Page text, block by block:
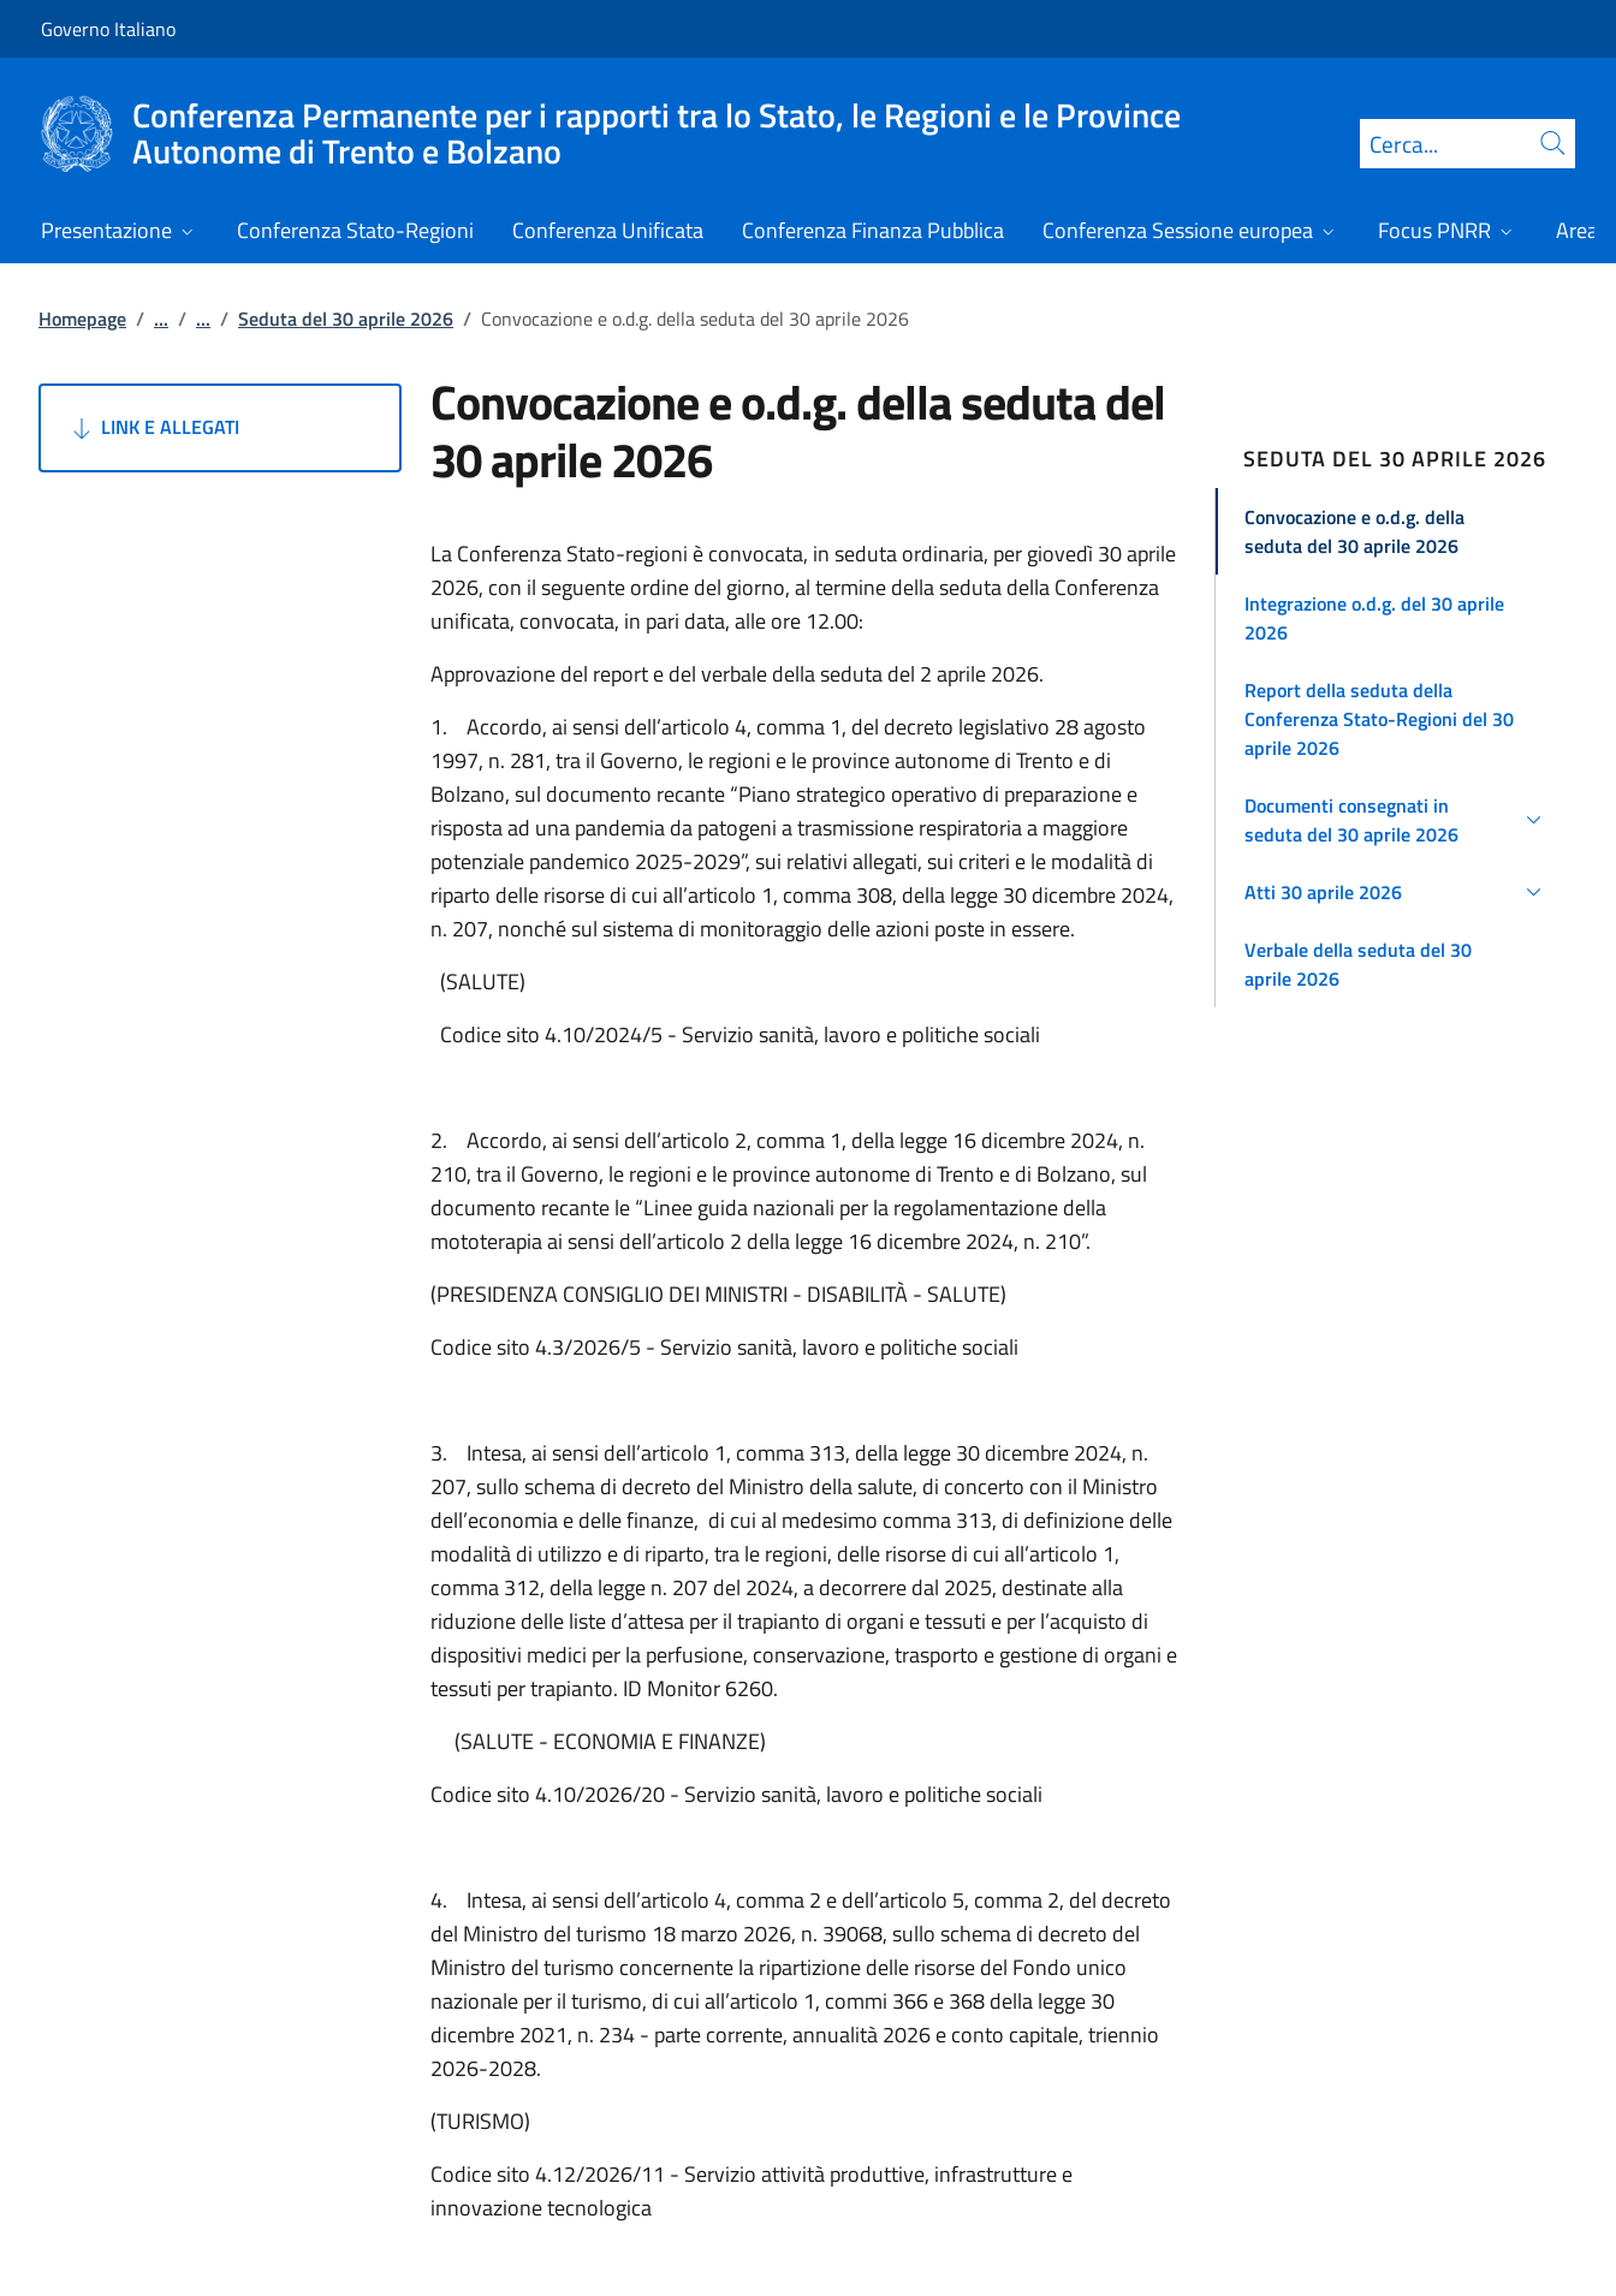
Governo Italiano
Conferenza Permanente per i rapporti tra lo Stato, le Regioni e le Province
Autonome di Trento e Bolzano Cerca
Presentazione Conferenza Stato-Regioni Conferenza Unificata Conferenza Finanza Pubblica Conferenza Sessione europea Focus PNRR Area
Homepage / ... / ... / Seduta del 30 aprile 2026 / Convocazione e o.d.g. della seduta del 30 aprile 2026
LINK E ALLEGATI Convocazione e o.d.g. della seduta del
30 aprile 2026
La Conferenza Stato-regioni è convocata, in seduta ordinaria, per giovedì 30 aprile
2026, con il seguente ordine del giorno, al termine della seduta della Conferenza
unificata, convocata, in pari data, alle ore 12.00:
Approvazione del report e del verbale della seduta del 2 aprile 2026.
1. Accordo, ai sensi dell’articolo 4, comma 1, del decreto legislativo 28 agosto
1997, n. 281, tra il Governo, le regioni e le province autonome di Trento e di
Bolzano, sul documento recante “Piano strategico operativo di preparazione e
risposta ad una pandemia da patogeni a trasmissione respiratoria a maggiore
potenziale pandemico 2025-2029”, sui relativi allegati, sui criteri e le modalità di
riparto delle risorse di cui all’articolo 1, comma 308, della legge 30 dicembre 2024,
n. 207, nonché sul sistema di monitoraggio delle azioni poste in essere.
(SALUTE)
Codice sito 4.10/2024/5 - Servizio sanità, lavoro e politiche sociali
2. Accordo, ai sensi dell’articolo 2, comma 1, della legge 16 dicembre 2024, n.
210, tra il Governo, le regioni e le province autonome di Trento e di Bolzano, sul
documento recante le “Linee guida nazionali per la regolamentazione della
mototerapia ai sensi dell’articolo 2 della legge 16 dicembre 2024, n. 210”.
(PRESIDENZA CONSIGLIO DEI MINISTRI - DISABILITÀ - SALUTE)
Codice sito 4.3/2026/5 - Servizio sanità, lavoro e politiche sociali
3. Intesa, ai sensi dell’articolo 1, comma 313, della legge 30 dicembre 2024, n.
207, sullo schema di decreto del Ministro della salute, di concerto con il Ministro
dell’economia e delle finanze, di cui al medesimo comma 313, di definizione delle
modalità di utilizzo e di riparto, tra le regioni, delle risorse di cui all’articolo 1,
comma 312, della legge n. 207 del 2024, a decorrere dal 2025, destinate alla
riduzione delle liste d’attesa per il trapianto di organi e tessuti e per l’acquisto di
dispositivi medici per la perfusione, conservazione, trasporto e gestione di organi e
tessuti per trapianto. ID Monitor 6260.
(SALUTE - ECONOMIA E FINANZE)
Codice sito 4.10/2026/20 - Servizio sanità, lavoro e politiche sociali
4. Intesa, ai sensi dell’articolo 4, comma 2 e dell’articolo 5, comma 2, del decreto
del Ministro del turismo 18 marzo 2026, n. 39068, sullo schema di decreto del
Ministro del turismo concernente la ripartizione delle risorse del Fondo unico
nazionale per il turismo, di cui all’articolo 1, commi 366 e 368 della legge 30
dicembre 2021, n. 234 - parte corrente, annualità 2026 e conto capitale, triennio
2026-2028.
(TURISMO)
Codice sito 4.12/2026/11 - Servizio attività produttive, infrastrutture e
innovazione tecnologica
SEDUTA DEL 30 APRILE 2026
Convocazione e o.d.g. della
seduta del 30 aprile 2026
Integrazione o.d.g. del 30 aprile
2026
Report della seduta della
Conferenza Stato-Regioni del 30
aprile 2026
Documenti consegnati in
seduta del 30 aprile 2026
Atti 30 aprile 2026
Verbale della seduta del 30
aprile 2026